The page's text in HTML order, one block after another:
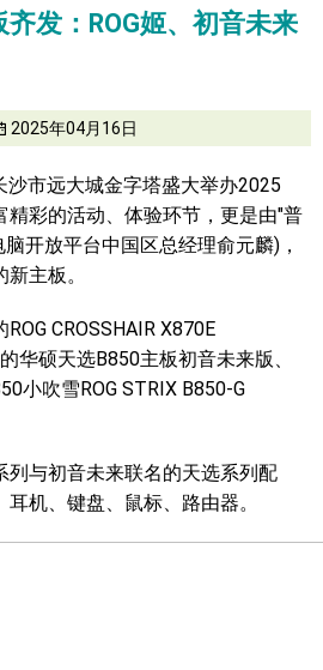
发：ROG姬、初音未来
2025年04月16日
沙市远大城金字塔盛大举办2025
精彩的活动、体验环节，更是由"普
开放平台中国区总经理俞元麟)，
主板。
CROSSHAIR X870E
华硕天选B850主板初音未来版、
小吹雪ROG STRIX B850-G
列与初音未来联名的天选系列配
机、键盘、鼠标、路由器。